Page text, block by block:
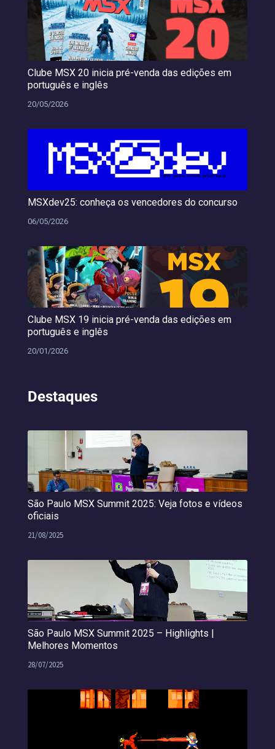
Clube MSX 20 inicia pré-venda das edições em
português e inglês
20/05/2026
MSXdev25: conheça os vencedores do concurso
06/05/2026
Clube MSX 19 inicia pré-venda das edições em
português e inglês
20/01/2026
Destaques
São Paulo MSX Summit 2025: Veja fotos e vídeos
oficiais
21/08/2025
São Paulo MSX Summit 2025 – Highlights |
Melhores Momentos
28/07/2025